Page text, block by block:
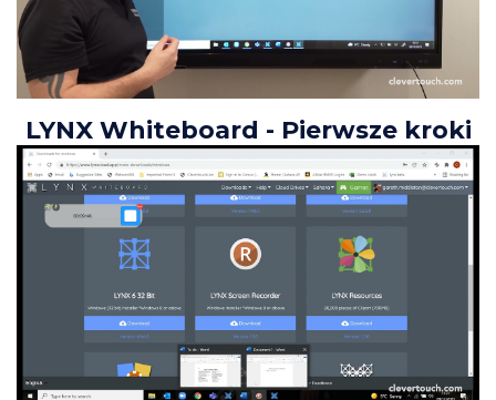
LYNX Whiteboard - Pierwsze kroki